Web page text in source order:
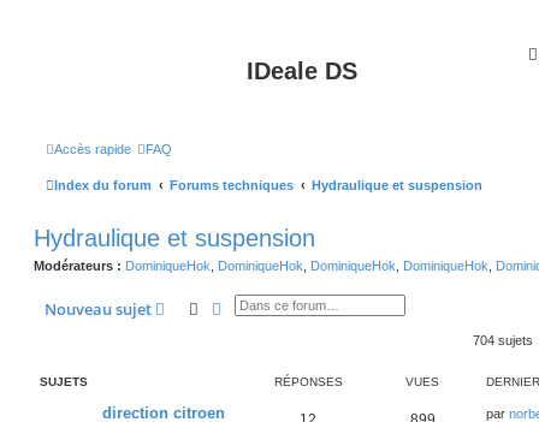
IDeale DS
Accès rapide FAQ
Index du forum Forums techniques Hydraulique et suspension
Hydraulique et suspension
Modérateurs : DominiqueHok DominiqueHok DominiqueHok DominiqueHok
Nouveau sujet Rechercher
Recherche avancée
704 sujets
SUJETS RÉPONSES VUES
direction citroen
par